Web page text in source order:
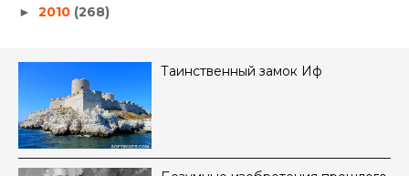
► 2010 (268)
Таинственный замок Иф